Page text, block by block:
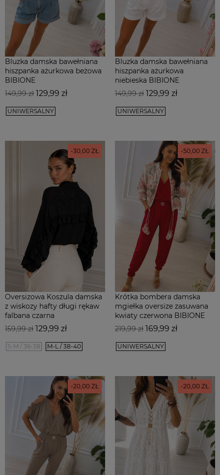
Bluzka damska bawełniana
hiszpanka ażurkowa beżowa
BIBIONE
Cena
149,99 zł Cena
129,99 zł
UNIWERSALNY
Bluzka damska bawełniana
hiszpanka ażurkowa
niebieska BIBIONE
Cena
149,99 zł Cena
129,99 zł
UNIWERSALNY
Oversizowa Koszula damska
z wiskozy hafty długi rękaw
falbana czarna
Cena
159,99 zł Cena
129,99 zł
-30,00 ZŁ
S-M / 36-38 M-L / 38-40
Krótka bombera damska
mgiełka oversize zasuwana
kwiaty czerwona BIBIONE
Cena
219,99 zł Cena
169,99 zł
-50,00 ZŁ
UNIWERSALNY
-20,00 ZŁ -20,00 ZŁ